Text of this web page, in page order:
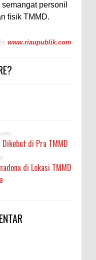
personil
fisik TMMD.
www.riaupublik.com
Dikebut di Pra TMMD
di Lokasi TMMD